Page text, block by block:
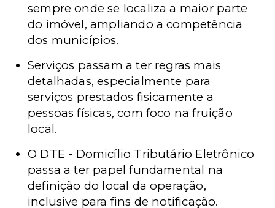
sempre onde se localiza a maior parte
do imóvel, ampliando a competência
dos municípios.
Serviços passam a ter regras mais
detalhadas, especialmente para
serviços prestados fisicamente a
pessoas físicas, com foco na fruição
local.
O DTE - Domicílio Tributário Eletrônico
passa a ter papel fundamental na
definição do local da operação,
inclusive para fins de notificação.